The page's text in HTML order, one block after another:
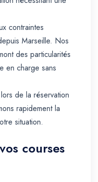
contraintes
Marseille. Nos
des particularités
en charge sans
de la réservation
rapidement la
situation.
courses